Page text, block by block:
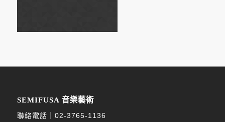
SEMIFUSA 音樂藝術
聯絡電話｜ 02-3765-1136